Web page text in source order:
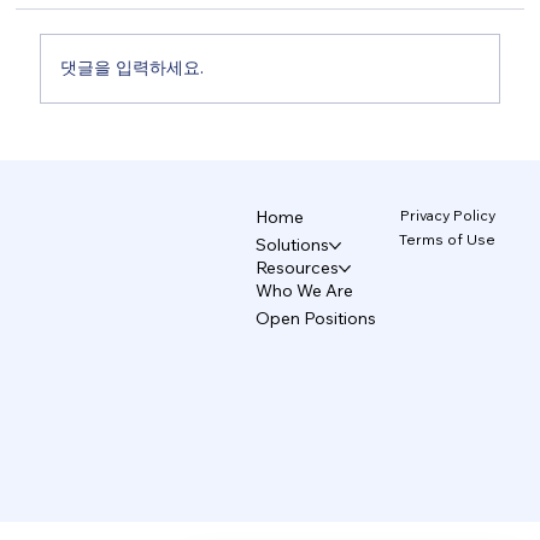
댓글을 입력하세요.
Home
Solutions
Resources
Who We Are
Open Positions
Privacy Policy
Terms of Use